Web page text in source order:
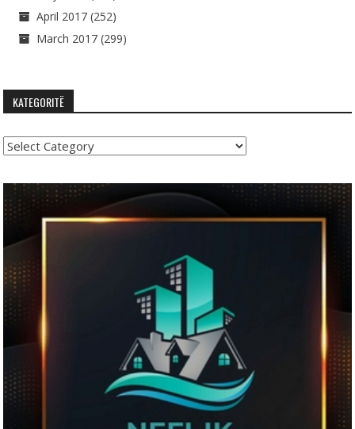
April 2017 (252)
March 2017 (299)
KATEGORITË
Kategoritë